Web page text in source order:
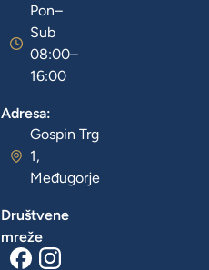
Pon–
Sub
08:00–
16:00
Adresa:
Gospin Trg
1,
Međugorje
Društvene
mreže